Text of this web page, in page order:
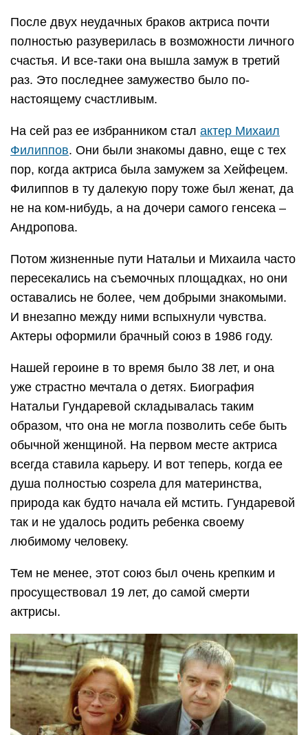
После двух неудачных браков актриса почти
полностью разуверилась в возможности личного
счастья. И все-таки она вышла замуж в третий
раз. Это последнее замужество было по-
настоящему счастливым.
На сей раз ее избранником стал актер Михаил
Филиппов. Они были знакомы давно, еще с тех
пор, когда актриса была замужем за Хейфецем.
Филиппов в ту далекую пору тоже был женат, да
не на ком-нибудь, а на дочери самого генсека –
Андропова.
Потом жизненные пути Натальи и Михаила часто
пересекались на съемочных площадках, но они
оставались не более, чем добрыми знакомыми.
И внезапно между ними вспыхнули чувства.
Актеры оформили брачный союз в 1986 году.
Нашей героине в то время было 38 лет, и она
уже страстно мечтала о детях. Биография
Натальи Гундаревой складывалась таким
образом, что она не могла позволить себе быть
обычной женщиной. На первом месте актриса
всегда ставила карьеру. И вот теперь, когда ее
душа полностью созрела для материнства,
природа как будто начала ей мстить. Гундаревой
так и не удалось родить ребенка своему
любимому человеку.
Тем не менее, этот союз был очень крепким и
просуществовал 19 лет, до самой смерти
актрисы.